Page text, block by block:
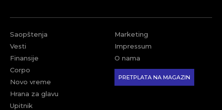
Saopštenja
Vesti
Finansije
Corpo
Novo vreme
Hrana za glavu
Upitnik
Marketing
Impressum
O nama
PRETPLATA NA MAGAZIN